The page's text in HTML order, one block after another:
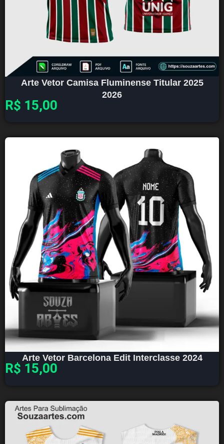
Arte Vetor Camisa Fluminense Titular 2025
2026
R$ 15,00
Arte Vetor Barcelona Edit Interclasse 2024
R$ 15,00